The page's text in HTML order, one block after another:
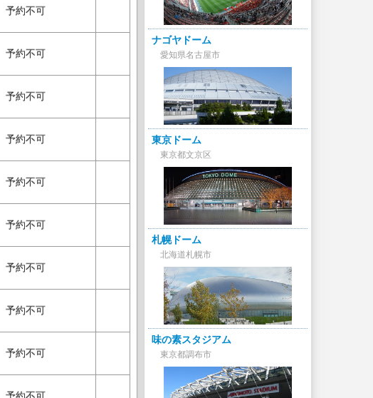
予約不可
予約不可
予約不可
予約不可
予約不可
予約不可
予約不可
予約不可
予約不可
ナゴヤドーム
愛知県名古屋市
東京ドーム
東京都文京区
札幌ドーム
北海道札幌市
味の素スタジアム
東京都調布市